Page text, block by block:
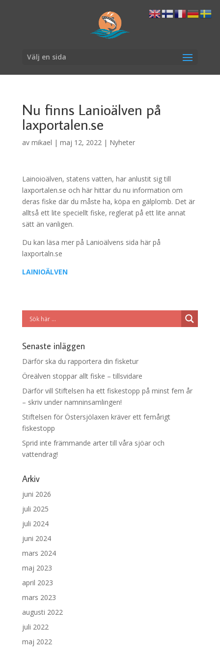
Välj en sida
Nu finns Lanioälven på
laxportalen.se
av mikael | maj 12, 2022| Nyheter
Lainoioälven, statens vatten, har anlustit sig till
laxportalen.se och här hittar du nu information om
deras fiske där du måste ha, köpa en gälplomb. Det är
alltså ett lite speciellt fiske, reglerat på ett lite annat
sätt än vanligen.
Du kan läsa mer på Lanioälvens sida här på
laxportaln.se
LAINIOÄLVEN
Senaste inläggen
Därför ska du rapportera din fisketur
Öreälven stoppar allt fiske – tillsvidare
Därför vill Stiftelsen ha ett fiskestopp på minst fem år
– skriv under namninsamlingen!
Stiftelsen för Östersjölaxen kräver ett femårigt
fiskestopp
Sprid inte främmande arter till våra sjöar och
vattendrag!
Arkiv
juni 2026
juli 2025
juli 2024
juni 2024
mars 2024
maj 2023
april 2023
mars 2023
augusti 2022
juli 2022
maj 2022